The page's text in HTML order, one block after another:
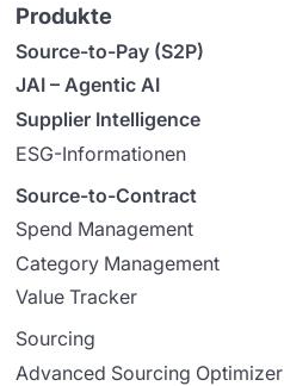
Produkte
Source-to-Pay (S2P)
JAI – Agentic AI
Supplier Intelligence
ESG-Informationen
Source-to-Contract
Spend Management
Category Management
Value Tracker
Sourcing
Advanced Sourcing Optimizer